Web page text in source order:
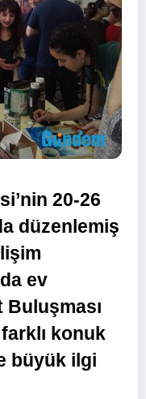
20-26
düzenlemiş
ev
Buluşması
konuk
büyük ilgi